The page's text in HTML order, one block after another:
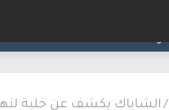
/ الشاباك يكشف عن خلية